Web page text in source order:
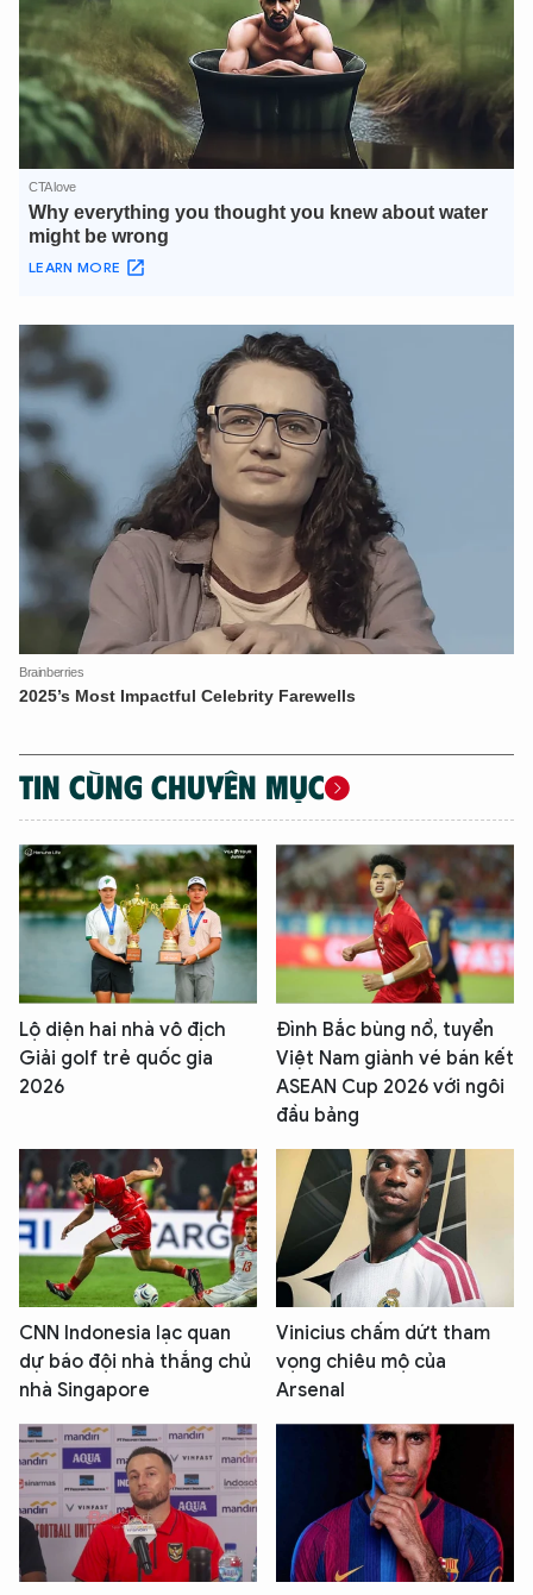
TIN CÙNG CHUYÊN MỤC
Lộ diện hai nhà vô địch
Giải golf trẻ quốc gia
2026
Đình Bắc bùng nổ, tuyển
Việt Nam giành vé bán kết
ASEAN Cup 2026 với ngôi
đầu bảng
CNN Indonesia lạc quan
dự báo đội nhà thắng chủ
nhà Singapore
Vinicius chấm dứt tham
vọng chiêu mộ của
Arsenal
XIN CHÀO,
TÔI LÀ CHATBOT CỦA
Hãy hỏi tôi bất kỳ điều gì bạn cần biết về
An Ninh Thủ Đô nhé. Tôi sẵn sàng hỗ trợ!